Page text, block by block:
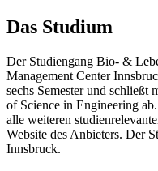
Das Studium
Der Studiengang Bio- &
Management Center
sechs Semester und schließt
of Science in Engineering
alle weiteren
Website des Anbieters. Der
Innsbruck.